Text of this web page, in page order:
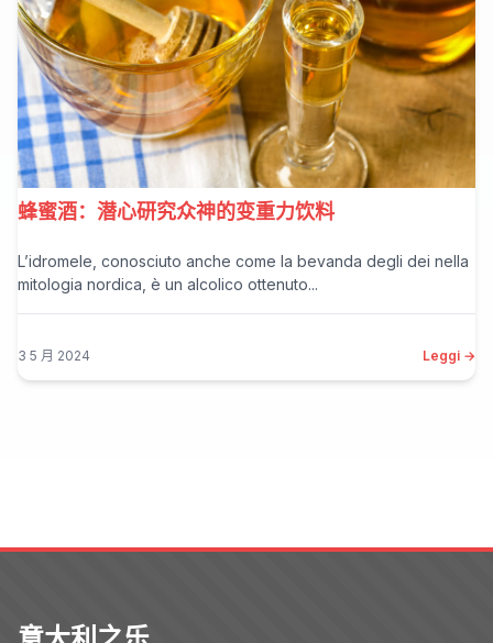
蜂蜜酒：潜心研究众神的变重力饮料
L’idromele, conosciuto anche come la bevanda degli dei nella
mitologia nordica, è un alcolico ottenuto...
3 5 月 2024 Leggi →